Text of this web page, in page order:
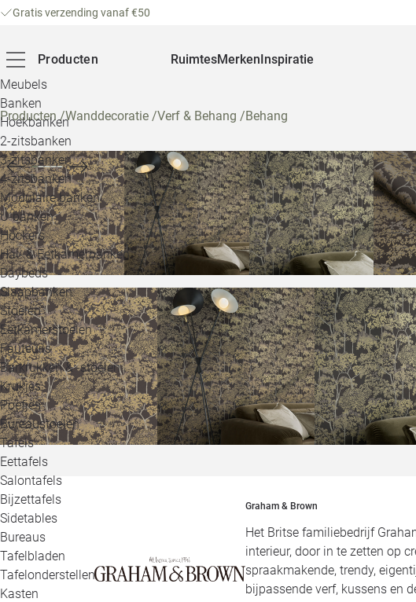
Gratis verzending vanaf €50
Producten
Meubels
Banken
Hoekbanken
2-zitsbanken
3-zitsbanken
4-zitsbanken
Modulaire banken
U-banken
Hockers
Hal- & Eetkamerbanken
Daybeds
Slaapbanken
Stoelen
Eetkamerstoelen
Fauteuils
Barkrukken & -stoelen
Krukjes
Poefjes
Bureaustoelen
Tafels
Eettafels
Salontafels
Bijzettafels
Sidetables
Bureaus
Tafelbladen
Tafelonderstellen
Kasten
RuimtesMerkenInspiratie
Producten/Wanddecoratie /Verf & Behang /Behang
Graham & Brown
Het Britse familiebedrijf
interieur, door in te zetten op
spraakmakende, trendy,
bijpassende verf, kussens en